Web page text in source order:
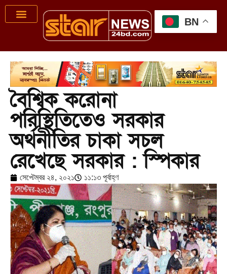
বৈশ্বিক করোনা
পরিস্থিতিতেও সরকার
অর্থনীতির চাকা সচল
রেখেছে সরকার : স্পিকার
সেপ্টেম্বর ২৪, ২০২১ ১১:১৩ পূর্বাহ্ণ
BN